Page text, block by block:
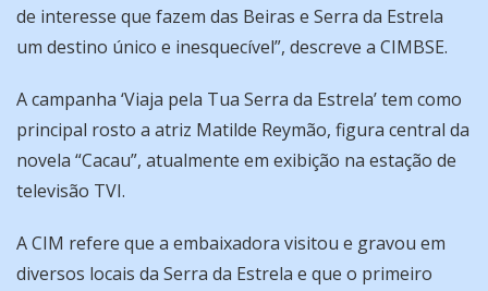
de interesse que fazem das Beiras e Serra da Estrela
um destino único e inesquecível”, descreve a CIMBSE.
A campanha ‘Viaja pela Tua Serra da Estrela’ tem como
principal rosto a atriz Matilde Reymão, figura central da
novela “Cacau”, atualmente em exibição na estação de
televisão TVI.
A CIM refere que a embaixadora visitou e gravou em
diversos locais da Serra da Estrela e que o primeiro